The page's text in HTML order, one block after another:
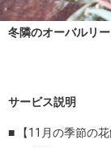
冬隣のオーバルリ
サービス説明
■ 【11月の季節の花